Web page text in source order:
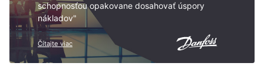
schopnosťou opakovane dosahovať úspory
nákladov"
Čítajte viac